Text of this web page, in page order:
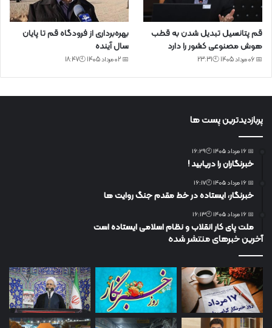
قم پتانسیل تبدیل شدن به قطب
هوش مصنوعی کشور را دارد
📅 06 مرداد 1405 🕙23:31
بهره‌برداری از فرودگاه قم تا پایان
سال آینده
📅 02 مرداد 1405 🕙18:47
پربازدیدترین پست ها
📅 16 مرداد 1405 🕙16:29
خبرنگاران را دریابید !
📅 16 مرداد 1405 🕙16:17
خبرنگار، ایستاده در خط مقدم جنگ روایت ها
📅 16 مرداد 1405 🕙16:13
ملت پای کار انقلاب و نظام اسلامی ایستاده است
آخرین خبرهای منتشر شده